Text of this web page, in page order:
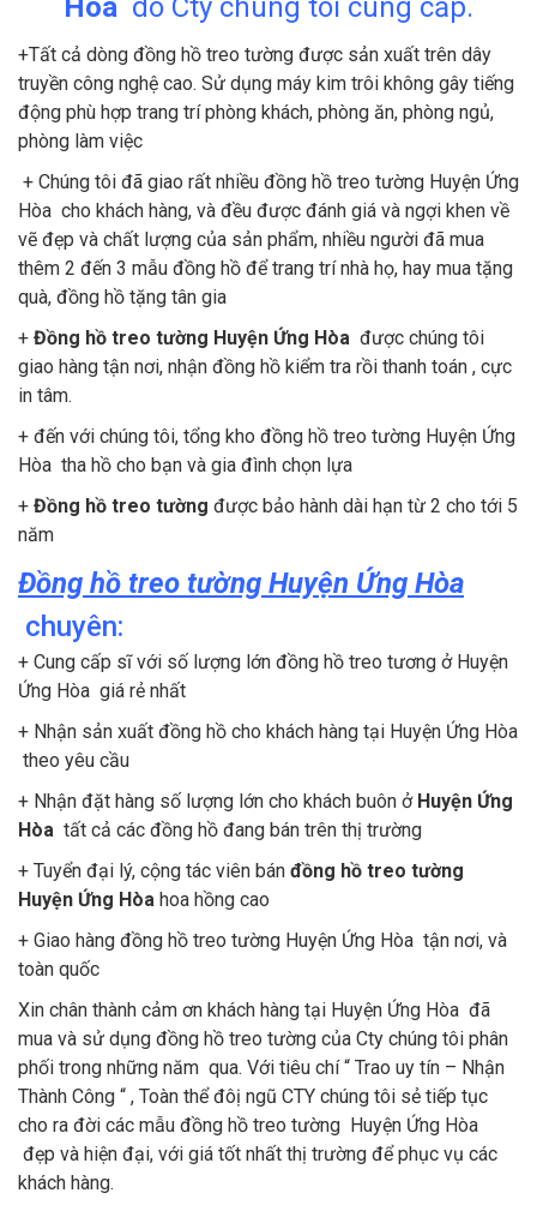
Hòa do Cty chúng tôi cung cấp.
+Tất cả dòng đồng hồ treo tường được sản xuất trên dây
truyền công nghệ cao. Sử dụng máy kim trôi không gây tiếng
động phù hợp trang trí phòng khách, phòng ăn, phòng ngủ,
phòng làm việc
+ Chúng tôi đã giao rất nhiều đồng hồ treo tường Huyện Ứng
Hòa cho khách hàng, và đều được đánh giá và ngợi khen về
vẽ đẹp và chất lượng của sản phẩm, nhiều người đã mua
thêm 2 đến 3 mẫu đồng hồ để trang trí nhà họ, hay mua tặng
quà, đồng hồ tặng tân gia
+ Đồng hồ treo tường Huyện Ứng Hòa được chúng tôi
giao hàng tận nơi, nhận đồng hồ kiểm tra rồi thanh toán , cực
in tâm.
+ đến với chúng tôi, tổng kho đồng hồ treo tường Huyện Ứng
Hòa tha hồ cho bạn và gia đình chọn lựa
+ Đồng hồ treo tường được bảo hành dài hạn từ 2 cho tới 5
năm
Đồng hồ treo tường Huyện Ứng Hòa
chuyên:
+ Cung cấp sĩ với số lượng lớn đồng hồ treo tương ở Huyện
Ứng Hòa giá rẻ nhất
+ Nhận sản xuất đồng hồ cho khách hàng tại Huyện Ứng Hòa
theo yêu cầu
+ Nhận đặt hàng số lượng lớn cho khách buôn ở Huyện Ứng
Hòa tất cả các đồng hồ đang bán trên thị trường
+ Tuyển đại lý, cộng tác viên bán đồng hồ treo tường
Huyện Ứng Hòa hoa hồng cao
+ Giao hàng đồng hồ treo tường Huyện Ứng Hòa tận nơi, và
toàn quốc
Xin chân thành cảm ơn khách hàng tại Huyện Ứng Hòa đã
mua và sử dụng đồng hồ treo tường của Cty chúng tôi phân
phối trong những năm qua. Với tiêu chí “ Trao uy tín – Nhận
Thành Công “ , Toàn thể đôị ngũ CTY chúng tôi sẻ tiếp tục
cho ra đời các mẫu đồng hồ treo tường Huyện Ứng Hòa
đẹp và hiện đại, với giá tốt nhất thị trường để phục vụ các
khách hàng.